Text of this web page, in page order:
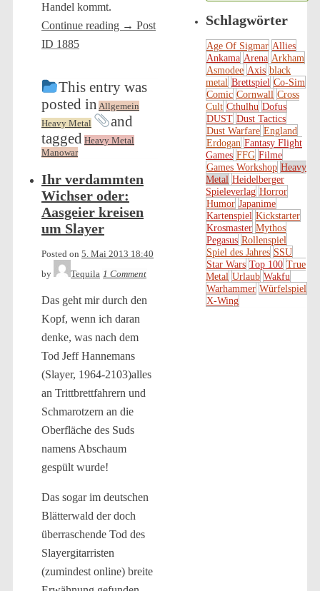
Handel kommt.
Continue reading → Post
ID 1885
This entry was
posted in Allgemein
Heavy Metal
and
tagged Heavy Metal
Manowar
Ihr verdammten
Wichser oder:
Aasgeier kreisen
um Slayer
Posted on 5. Mai 2013 18:40
by
Tequila 1 Comment
Das geht mir durch den
Kopf, wenn ich daran
denke, was nach dem
Tod Jeff Hannemans
(Slayer, 1964-2103)alles
an Trittbrettfahrern und
Schmarotzern an die
Oberfläche des Suds
namens Abschaum
gespült wurde!
Das sogar im deutschen
Blätterwald der doch
überraschende Tod des
Slayergitarristen
(zumindest online) breite
Schlagwörter
Age Of Sigmar Allies
Ankama Arena Arkham
Asmodee Axis black
metal Brettspiel Co-Sim
Comic Cornwall Cross
Cult Cthulhu Dofus
DUST Dust Tactics
Dust Warfare England
Erdogan Fantasy Flight
Games FFG Filme
Games Workshop Heavy
Metal Heidelberger
Spieleverlag Horror
Humor Japanime
Kartenspiel Kickstarter
Krosmaster Mythos
Pegasus Rollenspiel
Spiel des Jahres SSU
Star Wars Top 100 True
Metal Urlaub Wakfu
Warhammer Würfelspiel
X-Wing